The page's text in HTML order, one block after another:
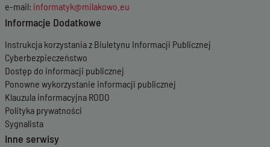
e-mail: informatyk@milakowo.eu
Informacje Dodatkowe
Instrukcja korzystania z Biuletynu Informacji Publicznej
Cyberbezpieczeństwo
Dostęp do informacji publicznej
Ponowne wykorzystanie informacji publicznej
Klauzula informacyjna RODO
Polityka prywatności
Sygnalista
Inne serwisy